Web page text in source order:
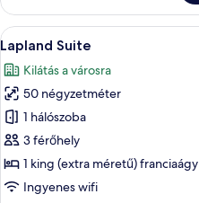
további
részletei
A
következő
szoba
összes
képének
megtekintése:
Lapland
Suite
16
Lapland Suite
Kilátás a városra
50 négyzetméter
1 hálószoba
3 férőhely
1 king (extra méretű) franciaágy
Ingyenes wifi